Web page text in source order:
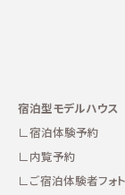
宿泊型モデルハウス
宿泊体験予約
内覧予約
ご宿泊体験者フォト